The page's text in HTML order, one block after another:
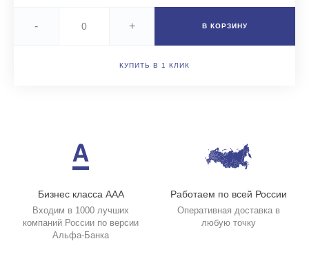
- + В КОРЗИНУ
КУПИТЬ В 1 КЛИК
Бизнес класса ААА
Входим в 1000 лучших
компаний России по версии
Альфа-Банка
Работаем по всей России
Оперативная доставка в
любую точку